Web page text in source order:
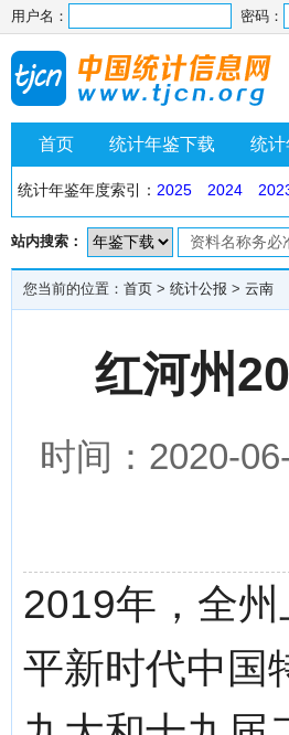
用户名： 密码：
首页 统计年鉴下载 统计
统计年鉴年度索引： 2025 2024
站内搜索：
您当前的位置： 首页 > 统计公报 > 云南
红河州
时间：2020-
2019年，全
平新时代中国